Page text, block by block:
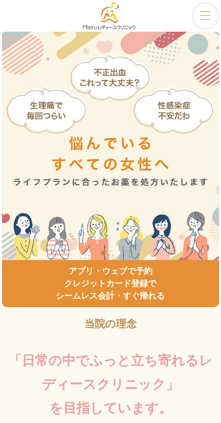
1 2
アプリ・ウェブで予約
クレジットカード登録で
シームレス会計・すぐ帰れる
当院の理念
「日常の中でふっと立ち寄れるレ
ディースクリニック」
を目指しています。